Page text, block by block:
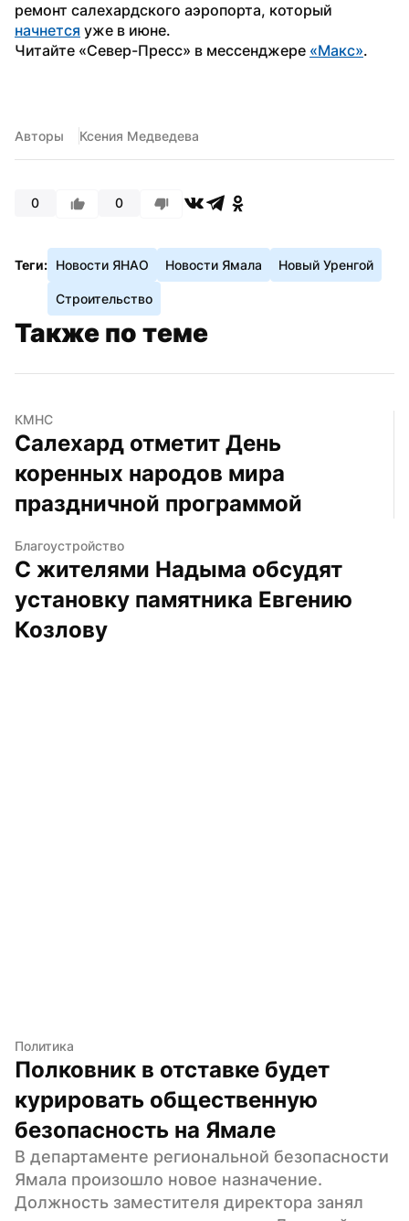
начнется уже в июне.
Читайте «Север-Пресс» в мессенджере «Макс».
Авторы Ксения Медведева
0 0
Теги: Новости ЯНАО Новости Ямала Новый Уренгой
Строительство
Также по теме
КМНС
Салехард отметит День
коренных народов мира
праздничной программой
Благоустройство
С жителями Надыма обсудят
установку памятника Евгению
Козлову
Политика
Полковник в отставке будет
курировать общественную
безопасность на Ямале
В департаменте региональной безопасности
Ямала произошло новое назначение.
Должность заместителя директора занял